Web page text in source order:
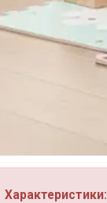
Характеристики: